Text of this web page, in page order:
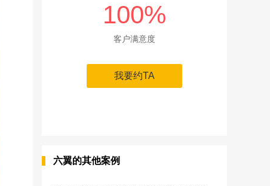
100%
客户满意度
我要约TA
六翼的其他案例